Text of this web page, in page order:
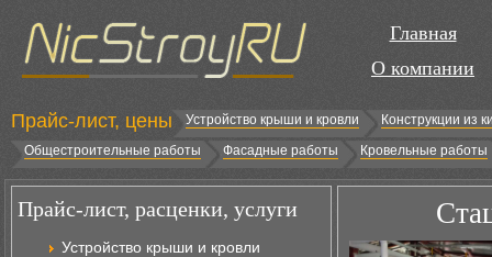
Главная
О компании
Прайс-лист, цены Устройство крыши и кровли
Конструкции из
Общестроительные работы
Фасадные работы Кровельные работы
Прайс-лист, расценки, услуги
Устройство крыши и кровли